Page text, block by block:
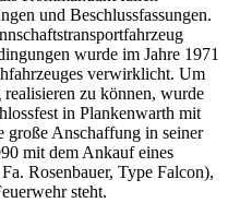
und Beschlussfassungen.
wurde im Jahre 1971
verwirklicht. Um
zu können, wurde
in Plankenwarth mit
große Anschaffung in seiner
mit dem Ankauf eines
Rosenbauer, Type Falcon),
steht.